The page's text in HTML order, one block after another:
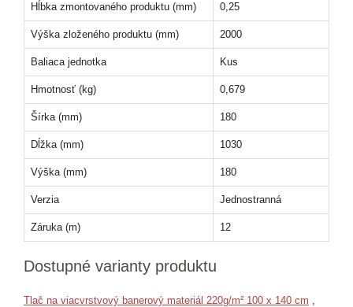
Hĺbka zmontovaného produktu (mm) 0,25
Výška zloženého produktu (mm) 2000
Baliaca jednotka Kus
Hmotnosť (kg) 0,679
Šírka (mm) 180
Dĺžka (mm) 1030
Výška (mm) 180
Verzia Jednostranná
Záruka (m) 12
Dostupné varianty produktu
Tlač na viacvrstvový banerový materiál 220g/m² 100 x 140 cm